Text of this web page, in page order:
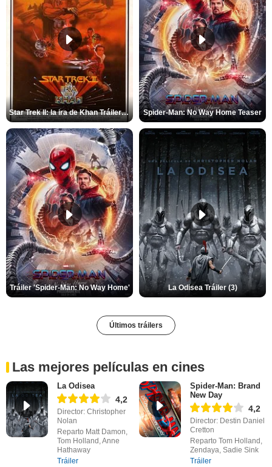
Star Trek II: la ira de Khan Tráiler VO Spider-Man: No Way Home Teaser
Tráiler 'Spider-Man: No Way Home' La Odisea Tráiler (3)
Últimos tráilers
Las mejores películas en cines
La Odisea
4,2
Director: Christopher
Nolan
Reparto Matt Damon,
Tom Holland, Anne
Hathaway
Tráiler
Spider-Man: Brand
New Day
4,2
Director: Destin Daniel
Cretton
Reparto Tom Holland,
Zendaya, Sadie Sink
Tráiler